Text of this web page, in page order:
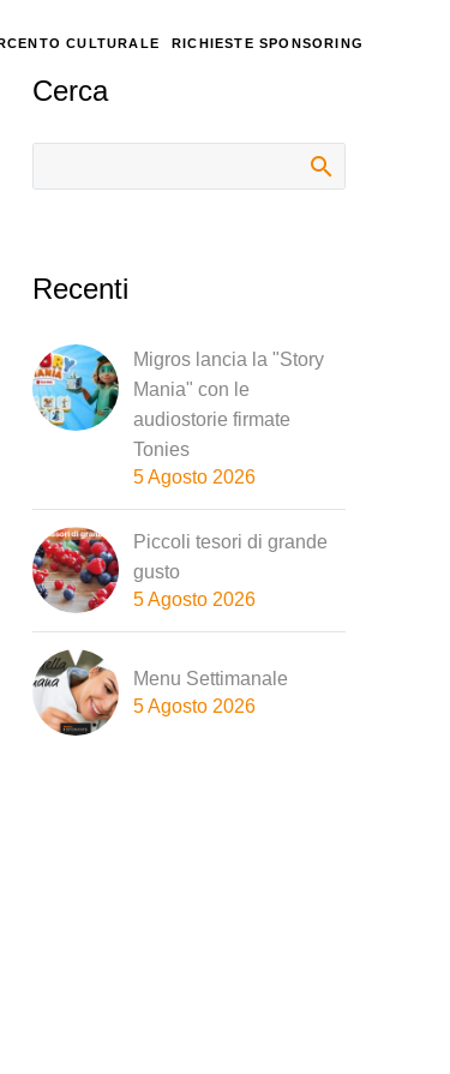
CULTURALE RICHIESTE SPONSORING
Cerca
Recenti
Migros lancia la "Story
Mania" con le
audiostorie firmate
Tonies
5 Agosto 2026
Piccoli tesori di grande
gusto
5 Agosto 2026
Menu Settimanale
5 Agosto 2026